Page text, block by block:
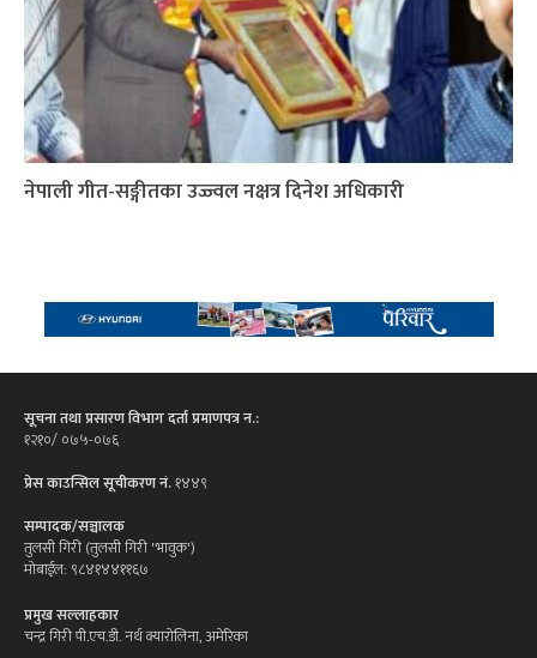
नेपाली गीत-सङ्गीतका उज्ज्वल नक्षत्र दिनेश अधिकारी
सूचना तथा प्रसारण विभाग दर्ता प्रमाणपत्र न.:
१२१०/ ०७५-०७६
प्रेस काउन्सिल सूचीकरण नं.१४४९
सम्पादक/सञ्चालक
तुलसी गिरी (तुलसी गिरी 'भावुक')
मोबाईल: ९८४१४४११६७
प्रमुख सल्लाहकार
चन्द्र गिरी पी.एच.डी. नर्थ क्यारोलिना, अमेरिका